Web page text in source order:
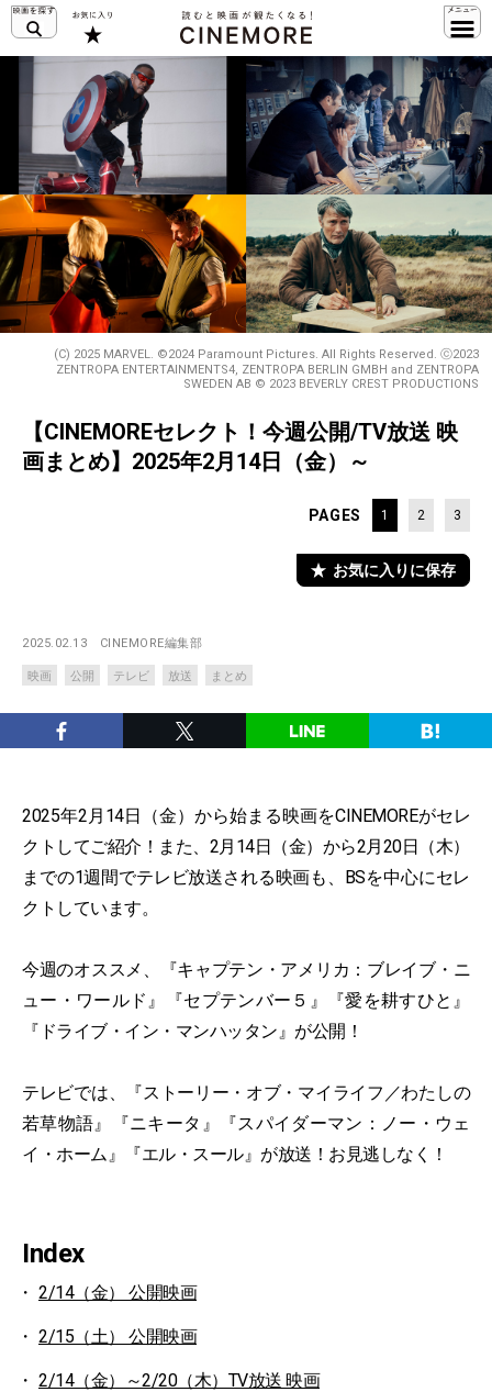
(C) 2025 MARVEL. ©2024 Paramount Pictures. All Rights Reserved. ⓒ2023
ZENTROPA ENTERTAINMENTS4, ZENTROPA BERLIN GMBH and ZENTROPA
SWEDEN AB © 2023 BEVERLY CREST PRODUCTIONS
【CINEMOREセレクト！今週公開/TV放送 映
画まとめ】2025年2月14日（金）～
PAGES 1 2 3
お気に入りに保存
2025.02.13 CINEMORE編集部
映画 公開 テレビ 放送 まとめ
2025年2月14日（金）から始まる映画をCINEMOREがセレ
クトしてご紹介！また、2月14日（金）から2月20日（木）
までの1週間でテレビ放送される映画も、BSを中心にセレ
クトしています。
今週のオススメ、『キャプテン・アメリカ：ブレイブ・ニ
ュー・ワールド』『セプテンバー５』『愛を耕すひと』
『ドライブ・イン・マンハッタン』が公開！
テレビでは、『ストーリー・オブ・マイライフ／わたしの
若草物語』『ニキータ』『スパイダーマン：ノー・ウェ
イ・ホーム』『エル・スール』が放送！お見逃しなく！
Index
2/14（金） 公開映画
2/15（土） 公開映画
2/14（金）～2/20（木）TV放送 映画